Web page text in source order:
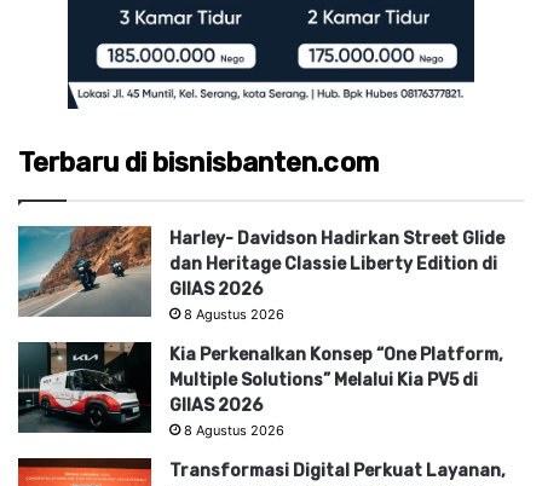
Terbaru di bisnisbanten.com
Harley- Davidson Hadirkan Street Glide
dan Heritage Classie Liberty Edition di
GIIAS 2026
8 Agustus 2026
Kia Perkenalkan Konsep “One Platform,
Multiple Solutions” Melalui Kia PV5 di
GIIAS 2026
8 Agustus 2026
Transformasi Digital Perkuat Layanan,